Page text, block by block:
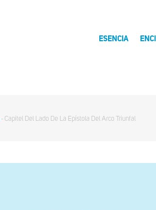
ESENCIA
- Capitel Del Lado De La Epístola Del Arco Triunfal